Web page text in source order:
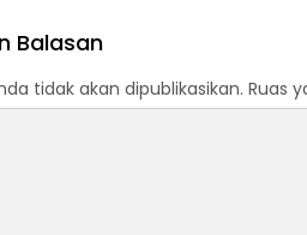
Balasan
tidak akan dipublikasikan. Ruas